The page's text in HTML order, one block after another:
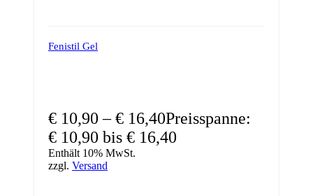
Fenistil Gel
€ 10,90 –€ 16,40Preisspanne:
€ 10,90 bis € 16,40
Enthält 10% MwSt.
zzgl. Versand